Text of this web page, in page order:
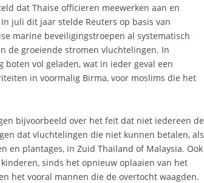
dat Thaise officieren meewerken aan en
juli dit jaar stelde Reuters op basis van
marine beveiligingstroepen al systematisch
de groeiende stromen vluchtelingen. In
vol geladen, wat in ieder geval een
in voormalig Birma, voor moslims die het
bijvoorbeeld over het feit dat niet iedereen de
dat vluchtelingen die niet kunnen betalen, als
en plantages, in Zuid Thailand of Malaysia. Ook
sinds het opnieuw oplaaien van het
het vooral mannen die de overtocht waagden.